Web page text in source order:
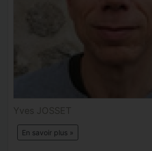
Yves JOSSET
En savoir plus »